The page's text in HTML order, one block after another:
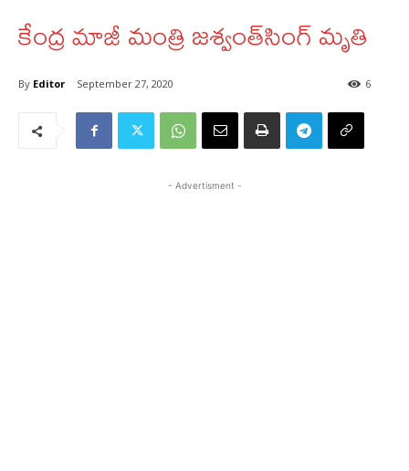
కేంద్ర మాజీ మంత్రి జశ్వంత్‌సింగ్‌ మృతి
By Editor September 27, 2020 6
- Advertisment -